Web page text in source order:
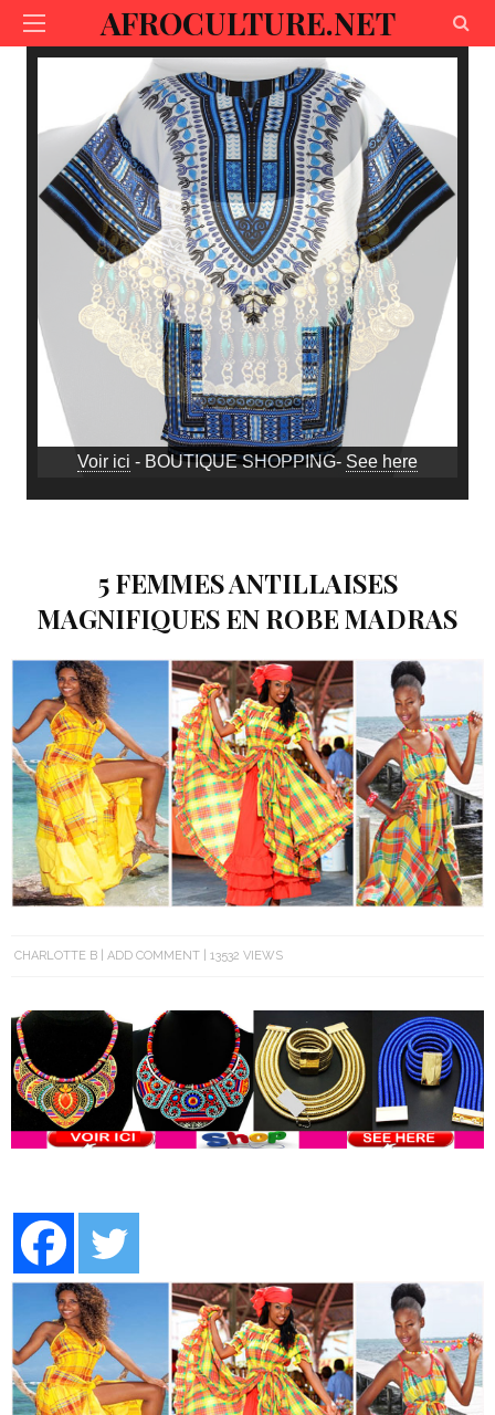
AFROCULTURE.NET
Voir ici - BOUTIQUE SHOPPING- See here
5 FEMMES ANTILLAISES
MAGNIFIQUES EN ROBE MADRAS
CHARLOTTE B ADD COMMENT 13532 VIEWS